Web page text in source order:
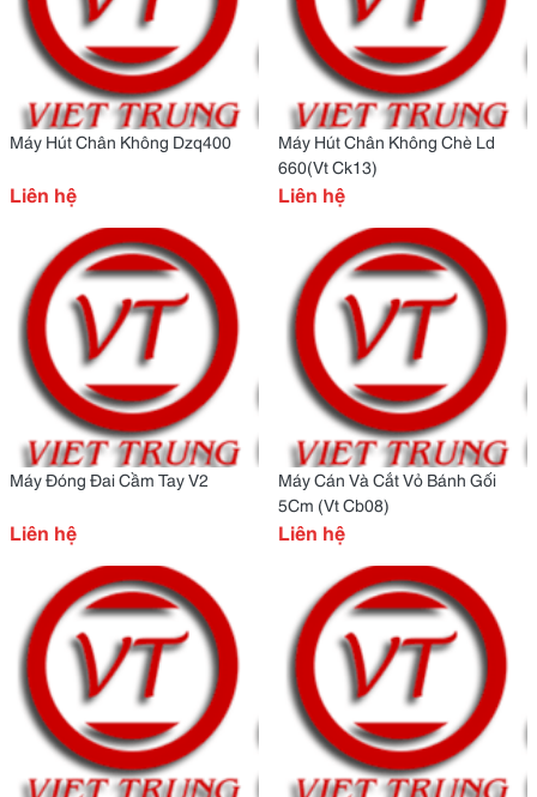
Máy Hút Chân Không Dzq400
Liên hệ
Máy Hút Chân Không Chè Ld
660(Vt Ck13)
Liên hệ
Máy Đóng Đai Cầm Tay V2
Liên hệ
Máy Cán Và Cắt Vỏ Bánh Gối
5Cm (Vt Cb08)
Liên hệ